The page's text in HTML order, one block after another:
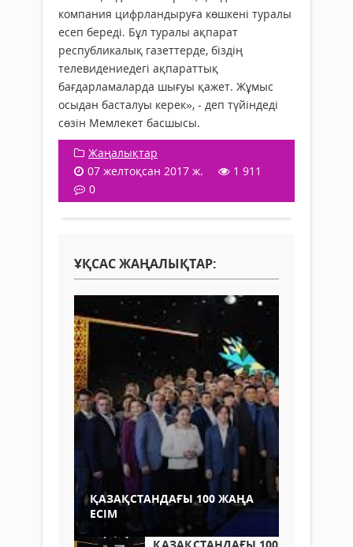
компания цифрландыруға көшкені туралы
есеп береді. Бұл туралы ақпарат
республикалық газеттерде, біздің
телевидениедегі ақпараттық
бағдарламаларда шығуы қажет. Жұмыс
осыдан басталуы керек», - деп түйіндеді
сөзін Мемлекет басшысы.
Жаңалықтар
07 желтоқсан 2017 ж.
1 911
0
ҰҚСАС ЖАҢАЛЫҚТАР:
ҚАЗАҚСТАНДАҒЫ 100 ЖАҢА
ЕСІМ
ҚАЗАҚСТАНДАҒЫ 100